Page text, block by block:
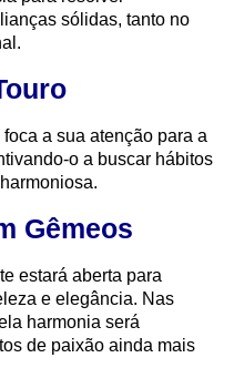
sólidas, tanto no
a sua atenção para a
o a buscar hábitos
Gêmeos
estará aberta para
e elegância. Nas
harmonia será
de paixão ainda mais